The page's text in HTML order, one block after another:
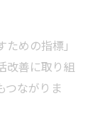
めの指標」
改善に取り組
つながりま